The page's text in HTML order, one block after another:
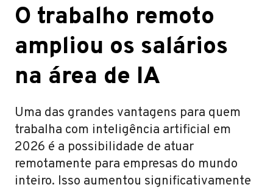
O trabalho remoto
ampliou os salários
na área de IA
Uma das grandes vantagens para quem
trabalha com inteligência artificial em
2026 é a possibilidade de atuar
remotamente para empresas do mundo
inteiro. Isso aumentou significativamente